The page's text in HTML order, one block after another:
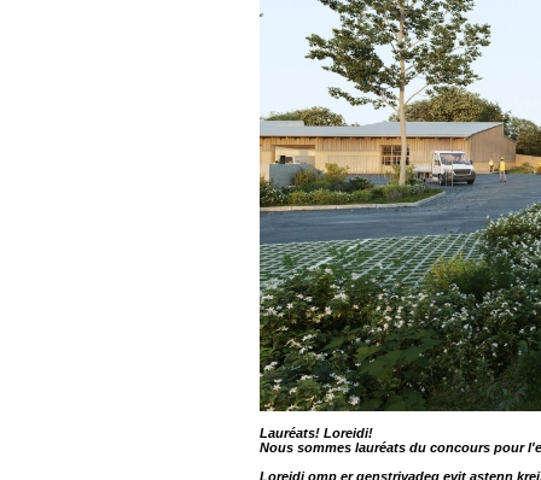
Lauréats! Loreidi!
Nous sommes lauréats du concours pour
Loreidi omp er genstrivadeg evit astenn